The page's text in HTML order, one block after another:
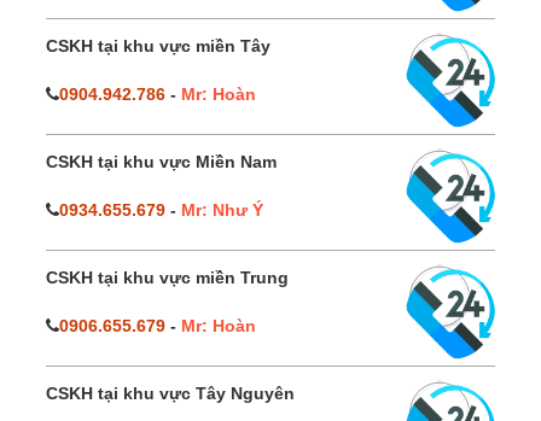
CSKH tại khu vực miền Tây
0904.942.786 - Mr: Hoàn
CSKH tại khu vực Miền Nam
0934.655.679 - Mr: Như Ý
CSKH tại khu vực miền Trung
0906.655.679 - Mr: Hoàn
CSKH tại khu vực Tây Nguyên